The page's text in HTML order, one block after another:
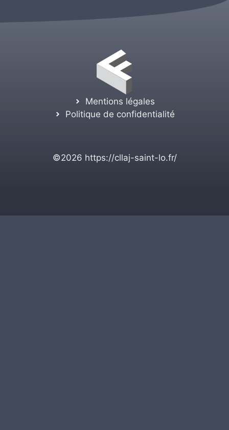
Mentions légales
Politique de confidentialité
©2026 https://cllaj-saint-lo.fr/